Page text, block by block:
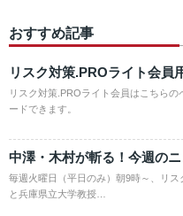
おすすめ記事
リスク対策.PROライト会員
リスク対策.PROライト会員はこちらの
ードできます。
中澤・木村が斬る！今週の
毎週火曜日（平日のみ）朝9時～、リ
と兵庫県立大学教授…